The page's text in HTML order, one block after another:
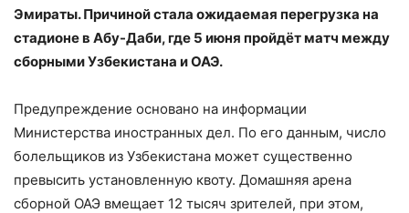
Эмираты. Причиной стала ожидаемая перегрузка на
стадионе в Абу-Даби, где 5 июня пройдёт матч между
сборными Узбекистана и ОАЭ.
Предупреждение основано на информации
Министерства иностранных дел. По его данным, число
болельщиков из Узбекистана может существенно
превысить установленную квоту. Домашняя арена
сборной ОАЭ вмещает 12 тысяч зрителей, при этом,